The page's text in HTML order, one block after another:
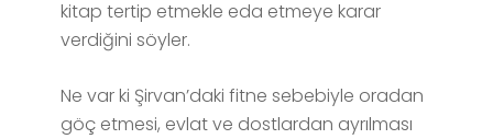
kitap tertip etmekle eda etmeye karar
verdiğini söyler.
Ne var ki Şirvan’daki fitne sebebiyle oradan
göç etmesi, evlat ve dostlardan ayrılması